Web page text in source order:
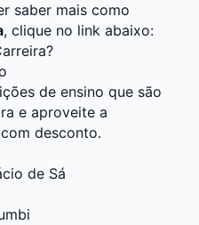
saber mais como
, clique no link abaixo:
de ensino que são
e aproveite a
desconto.
de Sá